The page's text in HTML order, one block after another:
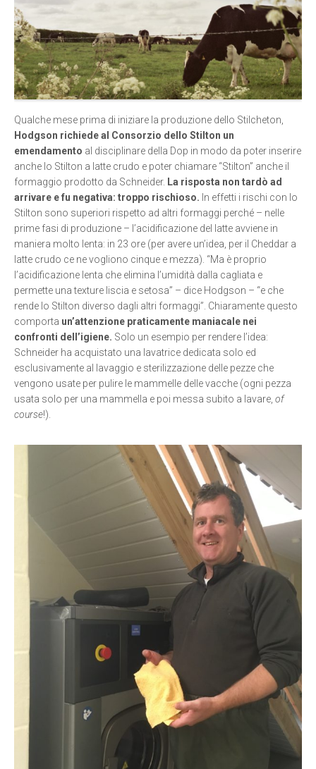
Qualche mese prima di iniziare la produzione dello Stilcheton,
Hodgson richiede al Consorzio dello Stilton un
emendamento al disciplinare della Dop in modo da poter inserire
anche lo Stilton a latte crudo e poter chiamare “Stilton” anche il
formaggio prodotto da Schneider. La risposta non tardò ad
arrivare e fu negativa: troppo rischioso. In effetti i rischi con lo
Stilton sono superiori rispetto ad altri formaggi perché – nelle
prime fasi di produzione – l’acidificazione del latte avviene in
maniera molto lenta: in 23 ore (per avere un’idea, per il Cheddar a
latte crudo ce ne vogliono cinque e mezza). “Ma è proprio
l’acidificazione lenta che elimina l’umidità dalla cagliata e
permette una texture liscia e setosa” – dice Hodgson – “e che
rende lo Stilton diverso dagli altri formaggi”. Chiaramente questo
comporta un’attenzione praticamente maniacale nei
confronti dell’igiene. Solo un esempio per rendere l’idea:
Schneider ha acquistato una lavatrice dedicata solo ed
esclusivamente al lavaggio e sterilizzazione delle pezze che
vengono usate per pulire le mammelle delle vacche (ogni pezza
usata solo per una mammella e poi messa subito a lavare, of
course!).